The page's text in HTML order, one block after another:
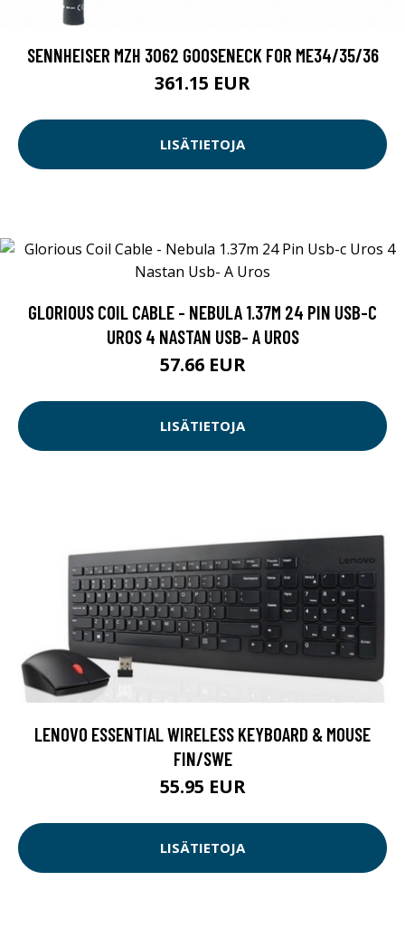
SENNHEISER MZH 3062 GOOSENECK FOR ME34/35/36
361.15 EUR
LISÄTIETOJA
GLORIOUS COIL CABLE - NEBULA 1.37M 24 PIN USB-C
UROS 4 NASTAN USB- A UROS
57.66 EUR
LISÄTIETOJA
LENOVO ESSENTIAL WIRELESS KEYBOARD & MOUSE
FIN/SWE
55.95 EUR
LISÄTIETOJA